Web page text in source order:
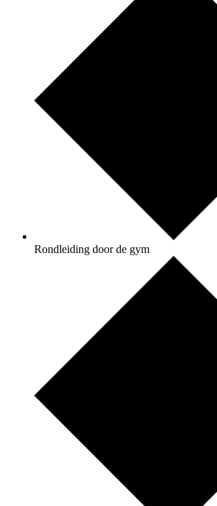
Rondleiding door de gym